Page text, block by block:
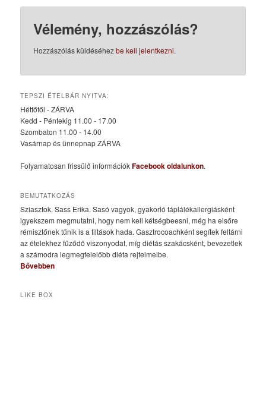
Vélemény, hozzászólás?
Hozzászólás küldéséhezbe kell jelentkezni.
TEPSZI ÉTELBÁR NYITVA:
Hétfőtől - ZÁRVA
Kedd - Péntekig 11.00 - 17.00
Szombaton 11.00 - 14.00
Vasárnap és ünnepnap ZÁRVA
Folyamatosan frissülő információkFacebook oldalunkon.
BEMUTATKOZÁS
Sziasztok, Sass Erika, Sasó vagyok, gyakorló táplálékallergiásként
igyekszem megmutatni, hogy nem kell kétségbeesni, még ha elsőre
rémisztőnek tűnik is a tiltások hada. Gasztrocoachként segítek feltárni
az ételekhez fűződő viszonyodat, míg diétás szakácsként, bevezetlek
a számodra legmegfelelőbb diéta rejtelmeibe.
Bővebben
LIKE BOX